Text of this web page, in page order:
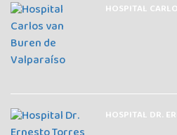
HOSPITAL
HOSPITAL DR.